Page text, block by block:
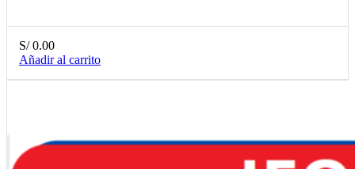
S/0.00
Añadir al carrito